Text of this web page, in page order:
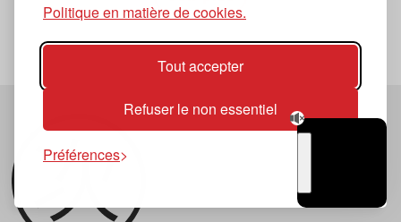
Politique en matière de cookies.
Tout accepter
Refuser le non essentiel
Préférences